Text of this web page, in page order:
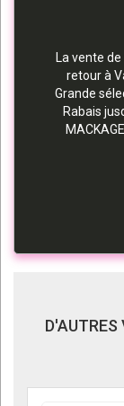
La vente
retour à
Grande
Rabais
D'AUTRES